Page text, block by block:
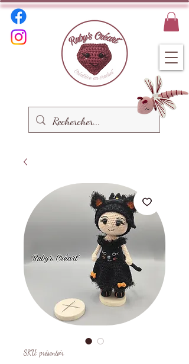
SKU: présentoir